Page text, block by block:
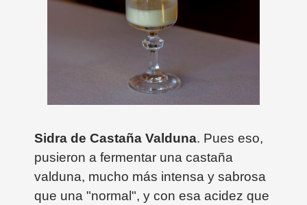
Sidra de Castaña Valduna. Pues eso,
pusieron a fermentar una castaña
valduna, mucho más intensa y sabrosa
que una "normal", y con esa acidez que